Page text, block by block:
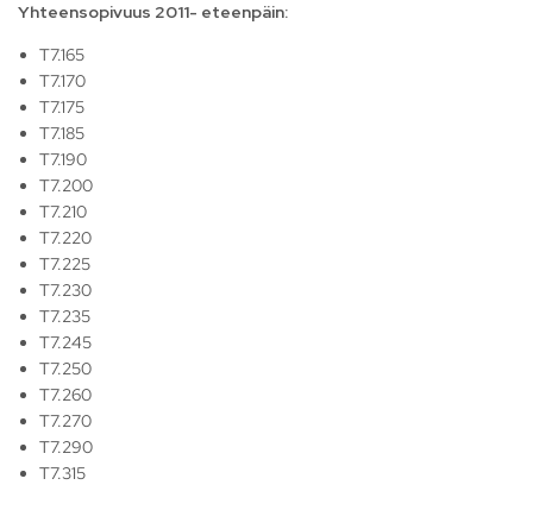
Yhteensopivuus 2011- eteenpäin:
T7.165
T7.170
T7.175
T7.185
T7.190
T7.200
T7.210
T7.220
T7.225
T7.230
T7.235
T7.245
T7.250
T7.260
T7.270
T7.290
T7.315